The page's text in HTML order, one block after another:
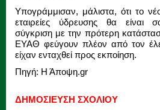
Υπογράμμισαν, μάλιστα, ότι το
εταιρείες ύδρευσης θα είναι
σύγκριση με την πρότερη
ΕΥΑΘ φεύγουν πλέον από τον
είχαν ενταχθεί προς εκποίηση.
Πηγή: Η Άποψη.gr
ΔΗΜΟΣΙΕΥΣΗ ΣΧΟΛΙΟΥ